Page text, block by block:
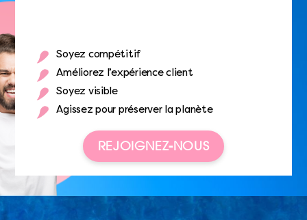
Soyez compétitif
Améliorez l’expérience client
Soyez visible
Agissez pour préserver la planète
REJOIGNEZ-NOUS